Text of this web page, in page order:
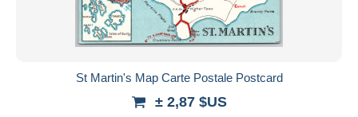
St Martin's Map Carte Postale Postcard
± 2,87 $US